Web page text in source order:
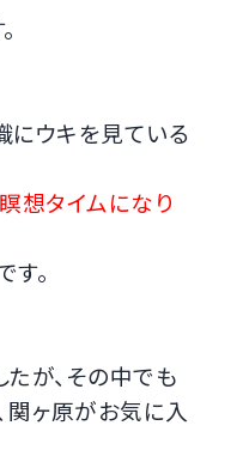
ウキを見ている
想タイムになり
。
が、その中でも
関ヶ原がお気に入